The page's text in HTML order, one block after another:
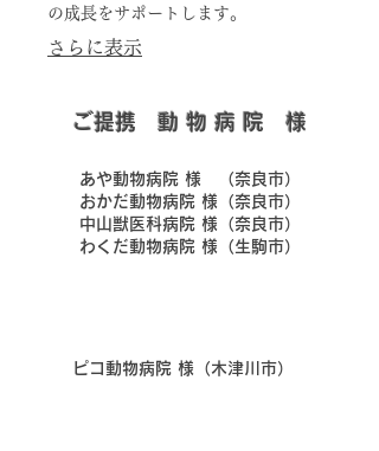
の成長をサポートします。
さらに表示
​ご提携 動 物 病 院 様
​あや動物病院 様 （奈良市）
​おかだ動物病院 様（奈良市）
​中山獣医科病院 様（奈良市）
​わくだ動物病院 様（生駒市）
​ピコ動物病院 様（木津川市）